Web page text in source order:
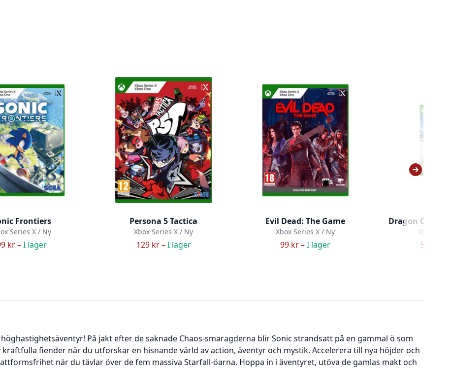
Frontiers
Series X / Ny
kr –I lager
Persona 5 Tactica
Xbox Series X / Ny
129 kr –I lager
Evil Dead: The Game
Xbox Series X / Ny
99 kr –I lager
Dragon Quest
Xbox
599 kr –
På jakt efter de saknade Chaos-smaragderna blir Sonic strandsatt på en gammal ö som
fiender när du utforskar en hisnande värld av action, äventyr och mystik. Accelerera till nya höjder och
när du tävlar över de fem massiva Starfall-öarna. Hoppa in i äventyret, utöva de gamlas makt och